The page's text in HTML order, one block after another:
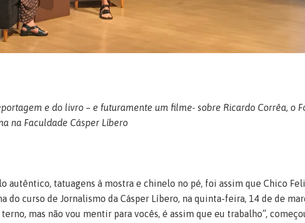
e do livro – e futuramente um filme- sobre Ricardo Corrêa, o
na Faculdade Cásper Líbero
autêntico, tatuagens à mostra e chinelo no pé, foi assim que Chico
do curso de Jornalismo da Cásper Líbero, na quinta-feira, 14 de de
mas não vou mentir para vocês, é assim que eu trabalho”,